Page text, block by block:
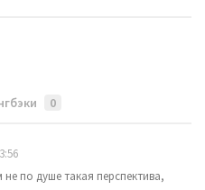
0
по душе такая перспектива,